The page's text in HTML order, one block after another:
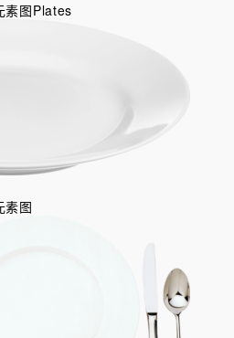
素图Plates
素图